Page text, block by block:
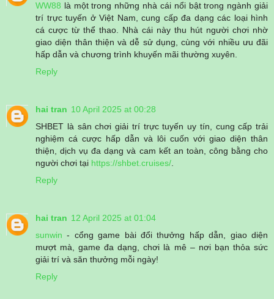
WW88 là một trong những nhà cái nổi bật trong ngành giải
trí trực tuyến ở Việt Nam, cung cấp đa dạng các loại hình
cá cược từ thể thao. Nhà cái này thu hút người chơi nhờ
giao diện thân thiện và dễ sử dụng, cùng với nhiều ưu đãi
hấp dẫn và chương trình khuyến mãi thường xuyên.
Reply
hai tran 10 April 2025 at 00:28
SHBET là sân chơi giải trí trực tuyến uy tín, cung cấp trải
nghiệm cá cược hấp dẫn và lôi cuốn với giao diện thân
thiện, dịch vụ đa dạng và cam kết an toàn, công bằng cho
người chơi tại https://shbet.cruises/.
Reply
hai tran 12 April 2025 at 01:04
sunwin - cổng game bài đổi thưởng hấp dẫn, giao diện
mượt mà, game đa dạng, chơi là mê – nơi bạn thỏa sức
giải trí và săn thưởng mỗi ngày!
Reply